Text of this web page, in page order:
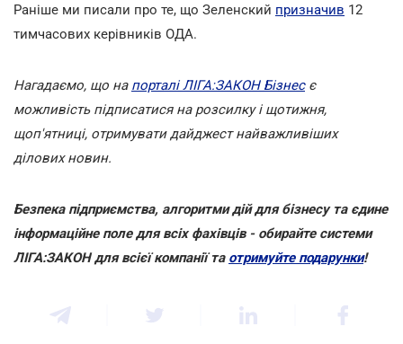
Раніше ми писали про те, що Зеленский призначив 12
тимчасових керівників ОДА.
Нагадаємо, що на порталі ЛІГА:ЗАКОН Бізнесє
можливість підписатися на розсилку і щотижня,
щоп'ятниці, отримувати дайджест найважливіших
ділових новин.
Безпека підприємства, алгоритми дій для бізнесу та єдине
інформаційне поле для всіх фахівців - обирайте системи
ЛІГА:ЗАКОН для всієї компанії та отримуйте подарунки!